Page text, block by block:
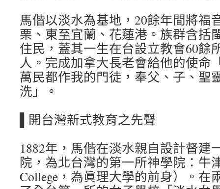
馬偕以淡水為基地，20餘年間將福
栗、東至宜蘭、花蓮港。族群含括
住民，蓋其一生在台設立教會60餘
人。完成加拿大長老會給他的使命
萬民都作我的門徒，奉父、子、聖
洗」。
▌開台灣新式教育之先聲
1882年，馬偕在淡水親自設計督建
院，為北台灣的第一所神學院：牛
College，為眞理大學的前身）。在